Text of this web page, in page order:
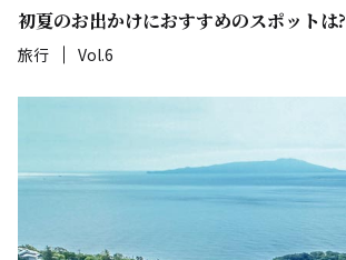
初夏のお出かけにおすすめのスポットは?
旅行 Vol.6